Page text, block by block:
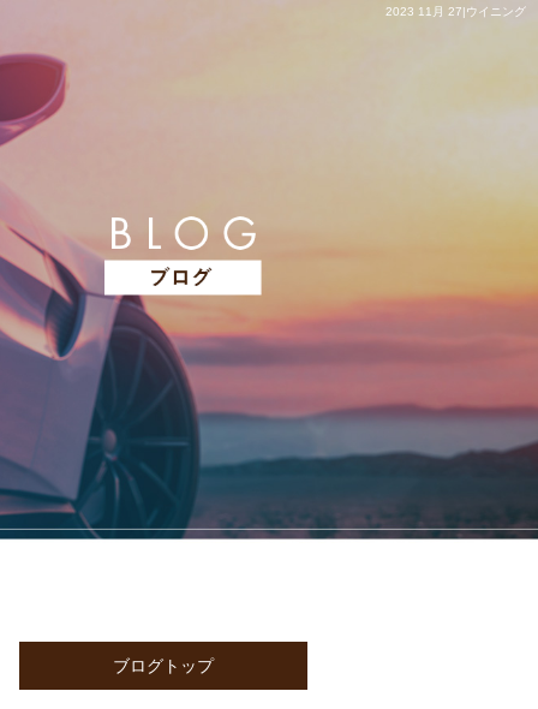
2023 11月 27|ウイニング
ブログトップ